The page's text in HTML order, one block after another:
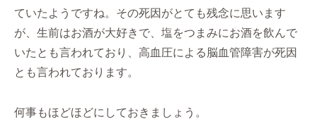
ていたようですね。その死因がとても残念に思います
が、生前はお酒が大好きで、塩をつまみにお酒を飲んで
いたとも言われており、高血圧による脳血管障害が死因
とも言われております。
何事もほどほどにしておきましょう。